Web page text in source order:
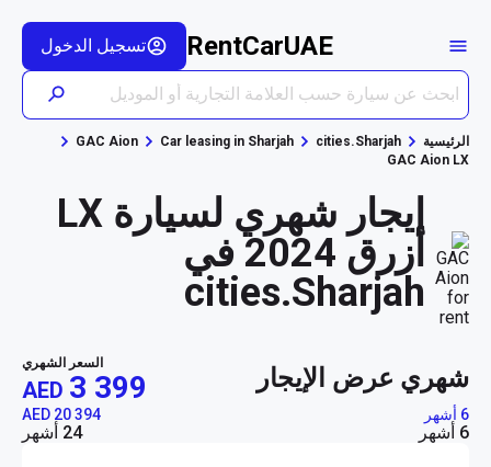
RentCarUAE تسجيل الدخول
الرئيسية cities.Sharjah
Car leasing in Sharjah
GAC Aion
GAC Aion LX
إيجار شهري لسيارة LX
أزرق 2024 في
cities.Sharjah
شهري عرض الإيجار السعر الشهري
AED 3 399
6 أشهر AED 20 394
6 أشهر 24 أشهر